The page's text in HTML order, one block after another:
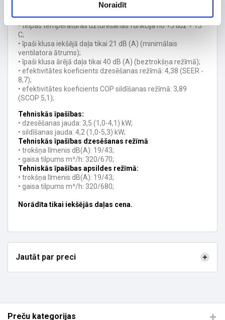
Noraidīt
• aizsardzība pret sasalšanu;
• dubultrotora invertora kompresors;
• telpas temperatūras uzturēšanas funkcija no +5 līdz + 13 °
C;
• īpaši klusa iekšējā daļa tikai 21 dB (A) (minimālais
ventilatora ātrums);
• īpaši klusa ārējā daļa tikai 40 dB (A) (beztrokšņa režīmā);
• efektivitātes koeficients dzesēšanas režīmā: 4,38 (SEER -
8,7);
• efektivitātes koeficients COP sildīšanas režīmā: 3,89
(SCOP 5,1);
Tehniskās īpašības:
• dzesēšanas jauda: 3,5 (1,0-4,1) kW;
• sildīšanas jauda: 4,2 (1,0-5,3) kW;
Tehniskās īpašības dzesēšanas režīmā:
• trokšņa līmenis dB(A): 19/43;
• gaisa tilpums m³/h: 320/670;
Tehniskās īpašības apsildes režīmā:
• trokšņa līmenis dB(A): 19/43;
• gaisa tilpums m³/h: 320/680;
Norādīta tikai iekšējās daļas cena.
Jautāt par preci
Preču kategorijas